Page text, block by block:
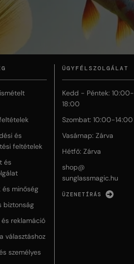
és
feltételek
és
és minőség
biztonság
reklamáció
választáshoz
személyes
ÜGYFÉLSZOLGÁLAT
Kedd - Péntek: 10:00-
18:00
Szombat: 10:00-14:00
Vasárnap: Zárva
Hétfő: Zárva
shop@
sunglassmagic.hu
ÜZENETÍRÁS